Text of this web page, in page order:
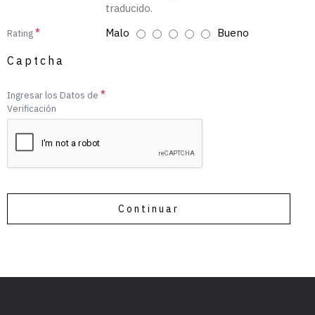
traducido.
Rating Malo Bueno
Captcha
Ingresar los Datos de
Verificación
Continuar